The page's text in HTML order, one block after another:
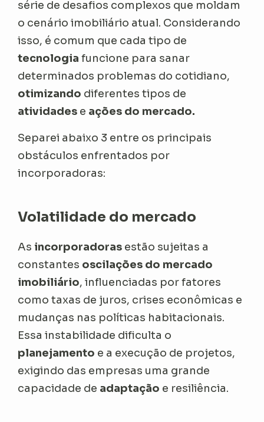
série de desafios complexos que moldam
o cenário imobiliário atual. Considerando
isso, é comum que cada tipo de
tecnologiafuncione para sanar
determinados problemas do cotidiano,
otimizando diferentes tipos de
atividades e ações do mercado.
Separei abaixo 3 entre os principais
obstáculos enfrentados por
incorporadoras:
Volatilidade do mercado
As incorporadoras estão sujeitas a
constantes oscilações do mercado
imobiliário, influenciadas por fatores
como taxas de juros, crises econômicas e
mudanças nas políticas habitacionais.
Essa instabilidade dificulta o
planejamento e a execução de projetos,
exigindo das empresas uma grande
capacidade de adaptação e resiliência.